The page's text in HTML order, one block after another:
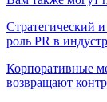
Стратегический
роль PR в
Корпоративные
возвращают